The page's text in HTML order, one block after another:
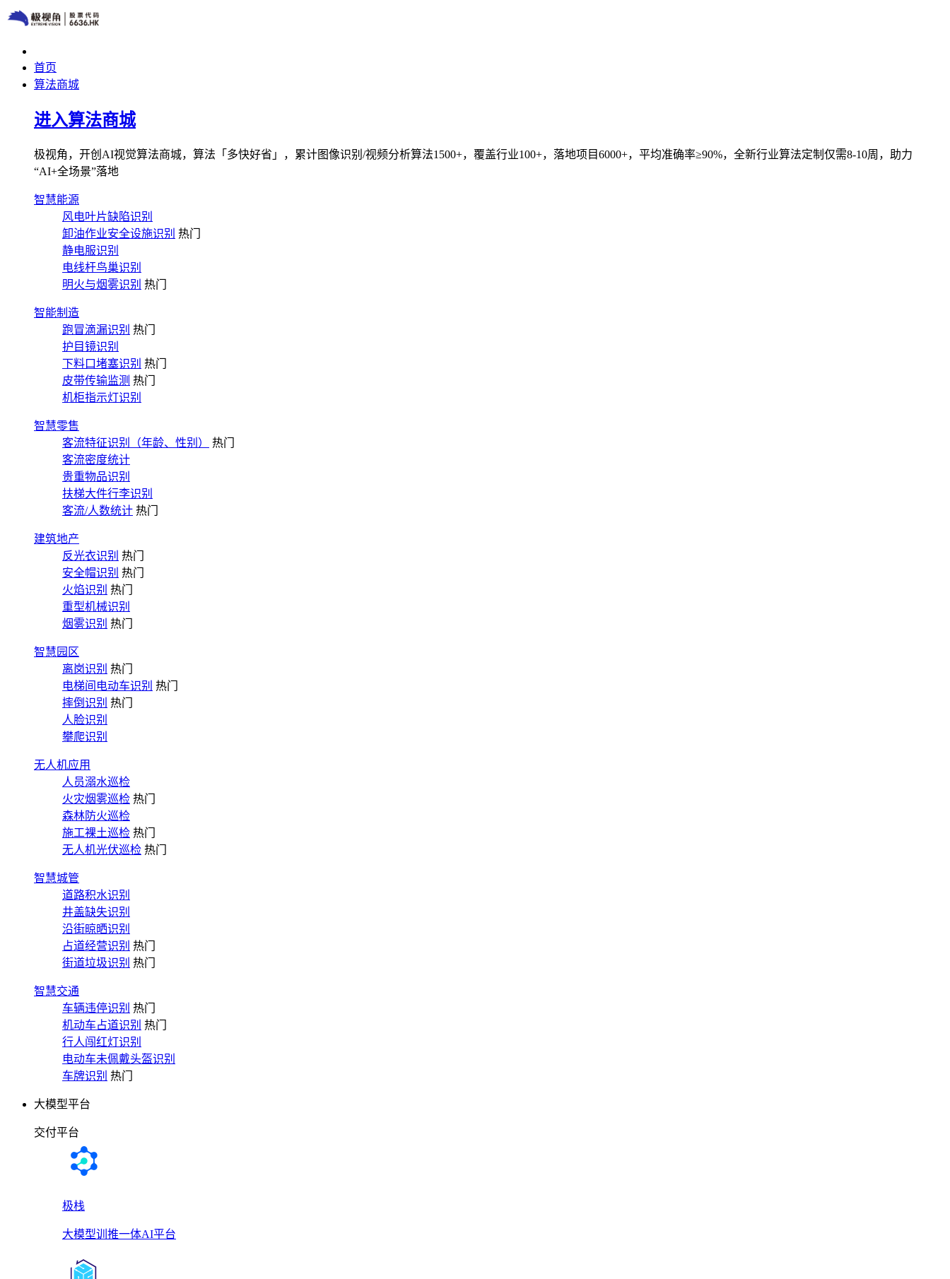
首页
算法商城
进入算法商城
极视角，开创AI视觉算法商城，算法「多快好省」，累计图像识别/视频分析算法1500+，覆盖行业100+，落地项目6000+，平均准确率≥90%，全新行业算法定制仅需8-10周，助力
“AI+全场景”落地
智慧能源
风电叶片缺陷识别
卸油作业安全设施识别 热门
静电服识别
电线杆鸟巢识别
明火与烟雾识别 热门
智能制造
跑冒滴漏识别 热门
护目镜识别
下料口堵塞识别 热门
皮带传输监测 热门
机柜指示灯识别
智慧零售
客流特征识别（年龄、性别）
热门
客流密度统计
贵重物品识别
扶梯大件行李识别
客流/人数统计 热门
建筑地产
反光衣识别 热门
安全帽识别 热门
火焰识别 热门
重型机械识别
烟雾识别 热门
智慧园区
离岗识别 热门
电梯间电动车识别 热门
摔倒识别 热门
人脸识别
攀爬识别
无人机应用
人员溺水巡检
火灾烟雾巡检 热门
森林防火巡检
施工裸土巡检 热门
无人机光伏巡检 热门
智慧城管
道路积水识别
井盖缺失识别
沿街晾晒识别
占道经营识别 热门
街道垃圾识别 热门
智慧交通
车辆违停识别 热门
机动车占道识别 热门
行人闯红灯识别
电动车未佩戴头盔识别
车牌识别 热门
大模型平台
交付平台
极栈
大模型训推一体AI平台